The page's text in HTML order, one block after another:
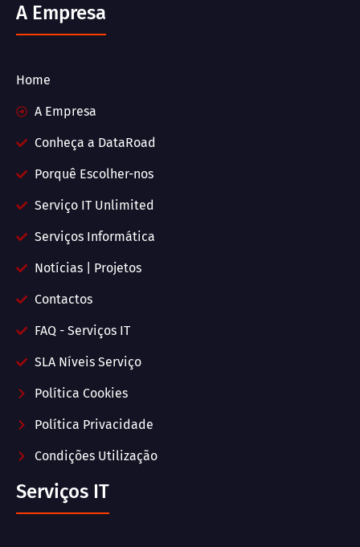
A Empresa
Home
A Empresa
Conheça a DataRoad
Porquê Escolher-nos
Serviço IT Unlimited
Serviços Informática
Notícias | Projetos
Contactos
FAQ - Serviços IT
SLA Níveis Serviço
Política Cookies
Política Privacidade
Condições Utilização
Serviços IT